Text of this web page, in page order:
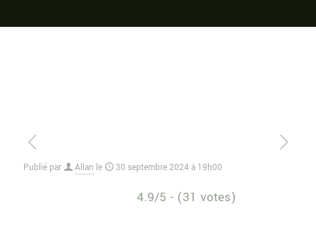
Publié par Allan le 30 septembre 2024 à 19h00
4.9/5 - (31 votes)